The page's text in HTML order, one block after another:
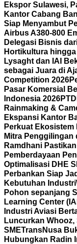
Ekspor Sulawesi,
Kantor Cabang
Siap Menyambut
Airbus A380-800
Delegasi Bisnis
Hortikultura
Lysaght dan IAI
sebagai Juara di
Competition 2026
Pasar Komersial
Indonesia 2026
Rainmaking &
Ekspansi Kantor
Perkuat
Mitra Penggilingan
Ramdhani
Pemberdayaan
Optimalisasi DHE
Perbankan Siap
Kebutuhan Industri
Pohon sepanjang
Learning Center
Industri Aviasi
Luncurkan
SMETransNusa
Hubungkan Radin